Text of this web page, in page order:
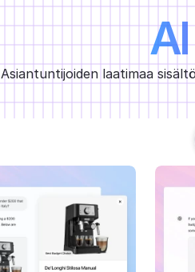
Asiantuntijoiden laatimaa